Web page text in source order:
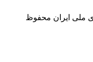
ملی ایران محفوظ